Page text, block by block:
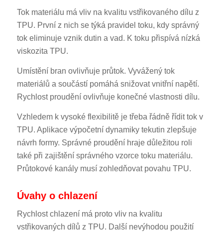
Tok materiálu má vliv na kvalitu vstřikovaného dílu z
TPU. První z nich se týká pravidel toku, kdy správný
tok eliminuje vznik dutin a vad. K toku přispívá nízká
viskozita TPU.
Umístění bran ovlivňuje průtok. Vyvážený tok
materiálů a součástí pomáhá snižovat vnitřní napětí.
Rychlost proudění ovlivňuje konečné vlastnosti dílu.
Vzhledem k vysoké flexibilitě je třeba řádně řídit tok v
TPU. Aplikace výpočetní dynamiky tekutin zlepšuje
návrh formy. Správné proudění hraje důležitou roli
také při zajištění správného vzorce toku materiálu.
Průtokové kanály musí zohledňovat povahu TPU.
Úvahy o chlazení
Rychlost chlazení má proto vliv na kvalitu
vstřikovaných dílů z TPU. Další nevýhodou použití